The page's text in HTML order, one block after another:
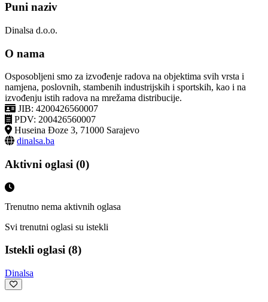
Puni naziv
Dinalsa d.o.o.
O nama
Osposobljeni smo za izvođenje radova na objektima svih vrsta i
namjena, poslovnih, stambenih industrijskih i sportskih, kao i na
izvođenju istih radova na mrežama distribucije.
JIB: 4200426560007
PDV: 200426560007
Huseina Đoze 3, 71000 Sarajevo
dinalsa.ba
Aktivni oglasi (0)
Trenutno nema aktivnih oglasa
Svi trenutni oglasi su istekli
Istekli oglasi (8)
Dinalsa